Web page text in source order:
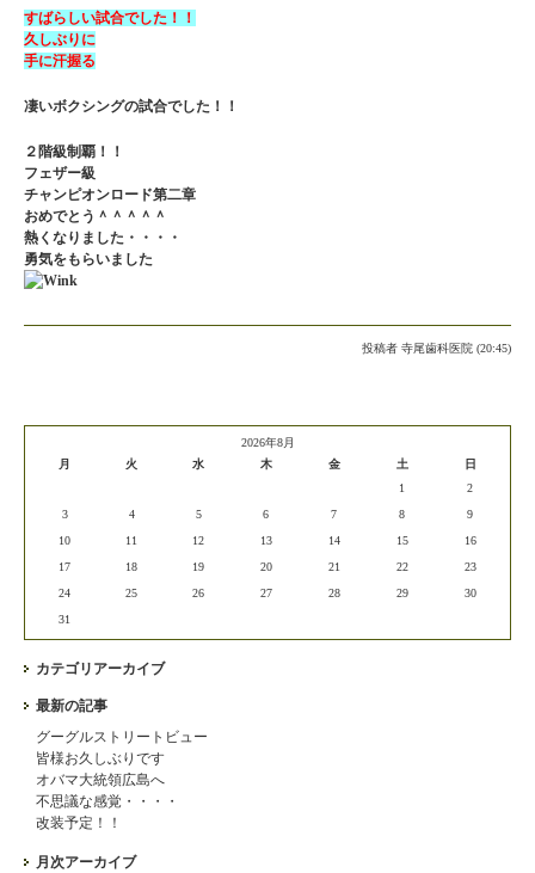
すばらしい試合でした！！
久しぶりに
手に汗握る
凄いボクシングの試合でした！！
２階級制覇！！
フェザー級
チャンピオンロード第二章
おめでとう＾＾＾＾＾
熱くなりました・・・・
勇気をもらいました
投稿者 寺尾歯科医院 (20:45)
2026年8月
月
火 水 木 金 土
日
1
2
3
4 5 6 7 8
9
10
11 12 13 14 15
16
17
18 19 20 21 22
23
24
25 26 27 28 29
30
31
カテゴリアーカイブ
最新の記事
グーグルストリートビュー
皆様お久しぶりです
オバマ大統領広島へ
不思議な感覚・・・・
改装予定！！
月次アーカイブ